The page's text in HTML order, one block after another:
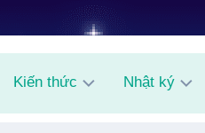
Kiến thức Nhật ký